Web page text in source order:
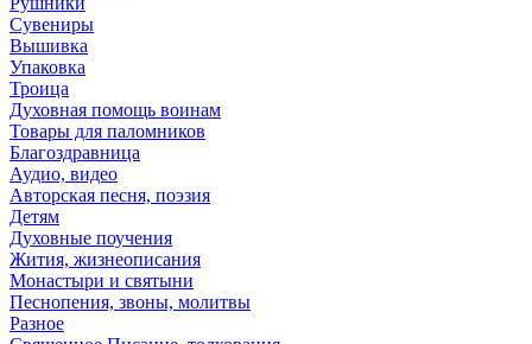
Сувениры
Вышивка
Упаковка
Троица
Духовная помощь воинам
Товары для паломников
Благоздравница
Аудио, видео
Авторская песня, поэзия
Детям
Духовные поучения
Жития, жизнеописания
Монастыри и святыни
Песнопения, звоны, молитвы
Разное